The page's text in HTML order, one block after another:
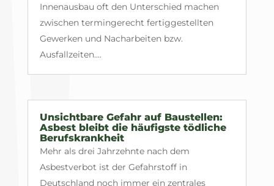
Innenausbau oft den Unterschied machen
zwischen termingerecht fertiggestellten
Gewerken und Nacharbeiten bzw.
Ausfallzeiten....
Unsichtbare Gefahr auf Baustellen:
Asbest bleibt die häufigste tödliche
Berufskrankheit
Mehr als drei Jahrzehnte nach dem
Asbestverbot ist der Gefahrstoff in
Deutschland noch immer ein zentrales